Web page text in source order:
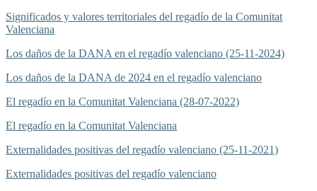
Significados y valores territoriales del regadío de la Comunitat
Valenciana
Los daños de la DANA en el regadío valenciano (25-11-2024)
Los daños de la DANA de 2024 en el regadío valenciano
El regadío en la Comunitat Valenciana (28-07-2022)
El regadío en la Comunitat Valenciana
Externalidades positivas del regadío valenciano (25-11-2021)
Externalidades positivas del regadío valenciano